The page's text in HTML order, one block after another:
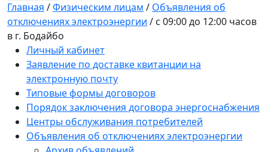
Главная /Физическим лицам / Объявления об
отключениях электроэнергии / с 09:00 до 12:00 часов
в г. Бодайбо
Личный кабинет
Заявление по доставке квитанции на
электронную почту
Типовые формы договоров
Порядок заключения договора энергоснабжения
Центры обслуживания потребителей
Объявления об отключениях электроэнергии